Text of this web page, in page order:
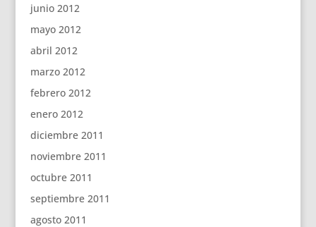
junio 2012
mayo 2012
abril 2012
marzo 2012
febrero 2012
enero 2012
diciembre 2011
noviembre 2011
octubre 2011
septiembre 2011
agosto 2011